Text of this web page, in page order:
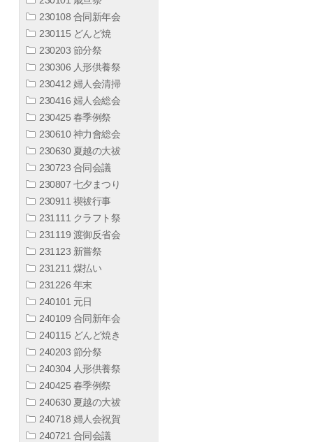
230108 合同新年会
230115 どんど焼
230203 節分祭
230306 人形供養祭
230412 婦人会清掃
230416 婦人会総会
230425 春季例祭
230610 神力會総会
230630 夏越の大祓
230723 合同会議
230807 七夕まつり
230911 禊祓行事
231111 クラフト祭
231119 渡御反省会
231123 新嘗祭
231211 煤払い
231226 年末
240101 元日
240109 合同新年会
240115 どんど焼き
240203 節分祭
240304 人形供養祭
240425 春季例祭
240630 夏越の大祓
240718 婦人会祝賀
240721 合同会議